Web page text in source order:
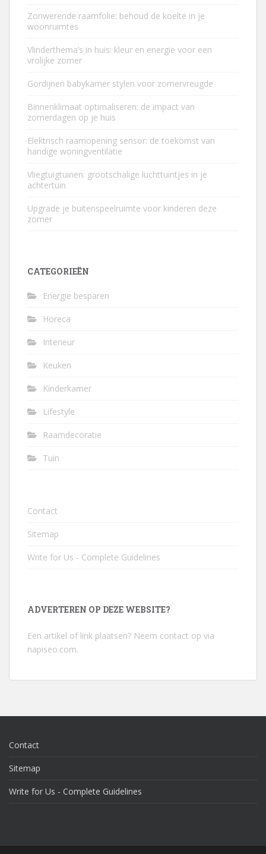
Zonwerende raamfolie: behoud de koelte in je
woonruimtes
Vlinderthema’s in huis: kleur en energie voor een
vrolijke zomer
Gordijnen babykamer stylen voor zomervreugde
Binnenklimaat optimaliseren: de impact van
zomerdagen op je huis
Elektrisch raamopening sensor: de toekomst van
handige woningventilatie
Vliegtuigtuinen: grootschalige luchttuintjes in je
achtertuin
Upgrade je buitenspeelruimte voor kinderen deze
zomer
CATEGORIEËN
Energie besparen
Horeca
Interieur
Keuken
Kinderkamer
Lifestyle
Raamdecoratie
Tuin
Contact
Sitemap
Write for Us - Complete Guidelines
ADVERTEREN OP DEZE WEBSITE?
Een artikel of link plaatsen? Neem contact op via
napiseo.com.
Contact
Sitemap
Write for Us - Complete Guidelines